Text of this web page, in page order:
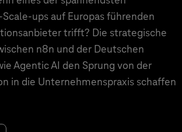
ups auf Europas führenden
trifft? Die strategische
n8n und der Deutschen
Agentic AI den Sprung von der
in die Unternehmenspraxis schaffen